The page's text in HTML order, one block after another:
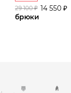
29 100 ₽ 14 550 ₽
брюки